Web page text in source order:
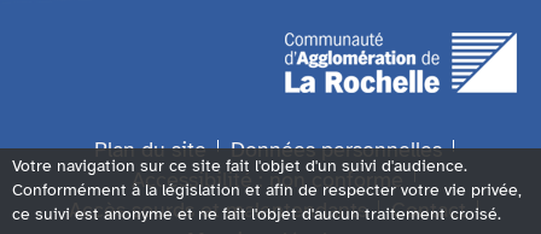
Plan du site
Données personnelles
Accessibilité : non conforme
Accès sourds et malentendants
Contact
Votre navigation sur ce site fait l'objet d'un suivi d'audience.
Conformément à la législation et afin de respecter votre vie privée,
ce suivi est anonyme et ne fait l'objet d'aucun traitement croisé.